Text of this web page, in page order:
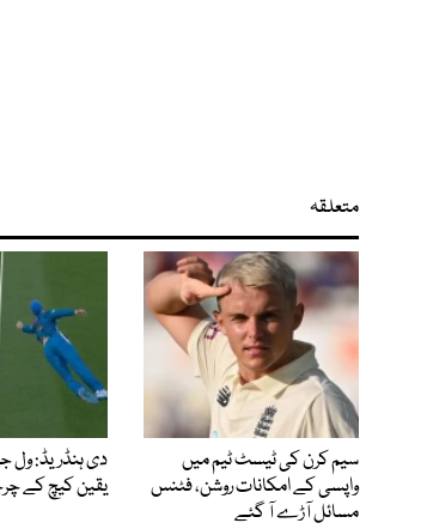
متعلقہ
سیم کرن کی ٹیسٹ ٹیم میں
واپسی کے امکانات روشن، فٹنس
مسائل آڑے آ گئے
دی ہنڈریڈ: ول
یقین کیچ کے